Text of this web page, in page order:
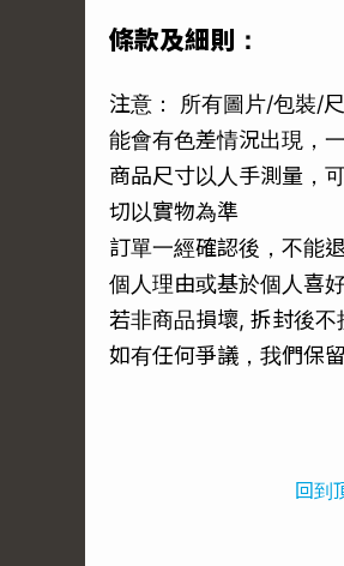
條款及細則：
注意： 所有圖片/包裝/
能會有色差情況出現，
商品尺寸以人手測量，
切以實物為準
訂單一經確認後，不能
個人理由或基於個人喜
若非商品損壞, 拆封後不
如有任何爭議，我們保
回到